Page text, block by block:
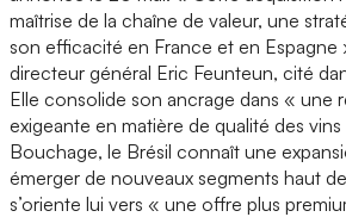
maîtrise de la chaîne de valeur, une
son efficacité en France et en Espagne
directeur général Eric Feunteun, cité
Elle consolide son ancrage dans « une
exigeante en matière de qualité des
Bouchage, le Brésil connaît une
émerger de nouveaux segments haut
s’oriente lui vers « une offre plus